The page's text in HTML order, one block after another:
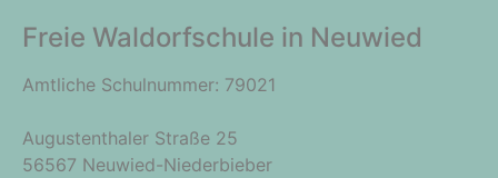
Freie Waldorfschule in Neuwied
Amtliche Schulnummer: 79021
Augustenthaler Straße 25
56567 Neuwied-Niederbieber